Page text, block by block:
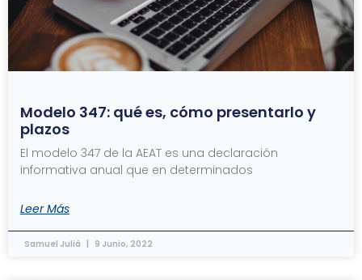
Modelo 347: qué es, cómo presentarlo y
plazos
El modelo 347 de la AEAT es una declaración
informativa anual que en determinados
Leer Más
Samuel Juliá 9 Junio, 2022